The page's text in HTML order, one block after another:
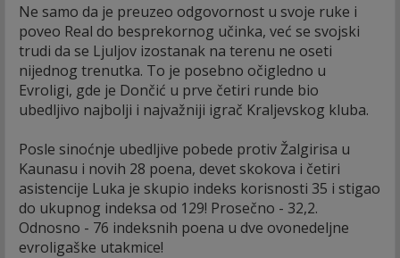
Ne samo da je preuzeo odgovornost u svoje ruke i
poveo Real do besprekornog učinka, već se svojski
trudi da se Ljuljov izostanak na terenu ne oseti
nijednog trenutka. To je posebno očigledno u
Evroligi, gde je Dončić u prve četiri runde bio
ubedljivo najbolji i najvažniji igrač Kraljevskog kluba.
Posle sinoćnje ubedljive pobede protiv Žalgirisa u
Kaunasu i novih 28 poena, devet skokova i četiri
asistencije Luka je skupio indeks korisnosti 35 i stigao
do ukupnog indeksa od 129! Prosečno - 32,2.
Odnosno - 76 indeksnih poena u dve ovonedeljne
evroligaške utakmice!